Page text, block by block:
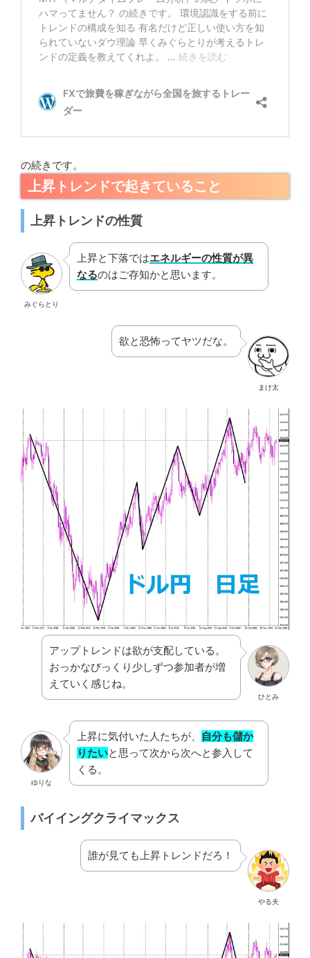
の続きです。
上昇トレンドで起きていること
上昇トレンドの性質
みぐらとり
上昇と下落ではエネルギーの性質が異
なるのはご存知かと思います。
まけ太
欲と恐怖ってヤツだな。
ひとみ
アップトレンドは欲が支配している。
おっかなびっくり少しずつ参加者が増
えていく感じね。
ゆりな
上昇に気付いた人たちが、
自分も儲か
りたいと思って次から次へと参入して
くる。
バイイングクライマックス
やる夫
誰が見ても上昇トレンドだろ！